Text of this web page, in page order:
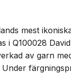
mest
i Q100028
av garn